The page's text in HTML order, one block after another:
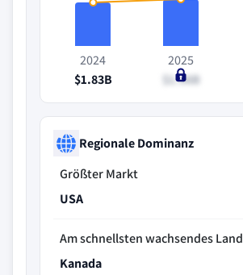
2024
$1.83B
2025
$1.96B
Regionale Dominanz
Größter Markt
USA
Am schnellsten wachsendes Land
Kanada